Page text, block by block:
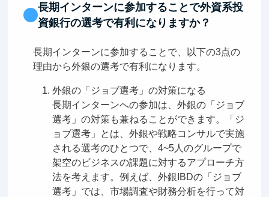
長期インターンに参加することで外資系投
資銀行の選考で有利になりますか？
長期インターンに参加することで、以下の3点の
理由から外銀の選考で有利になります。
外銀の「ジョブ選考」の対策になる
長期インターンへの参加は、外銀の「ジョブ
選考」の対策も兼ねることができます。「ジ
ョブ選考」とは、外銀や戦略コンサルで実施
される選考のひとつで、4~5人のグループで
架空のビジネスの課題に対するアプローチ方
法を考えます。例えば、外銀IBDの「ジョブ
選考」では、市場調査や財務分析を行って対